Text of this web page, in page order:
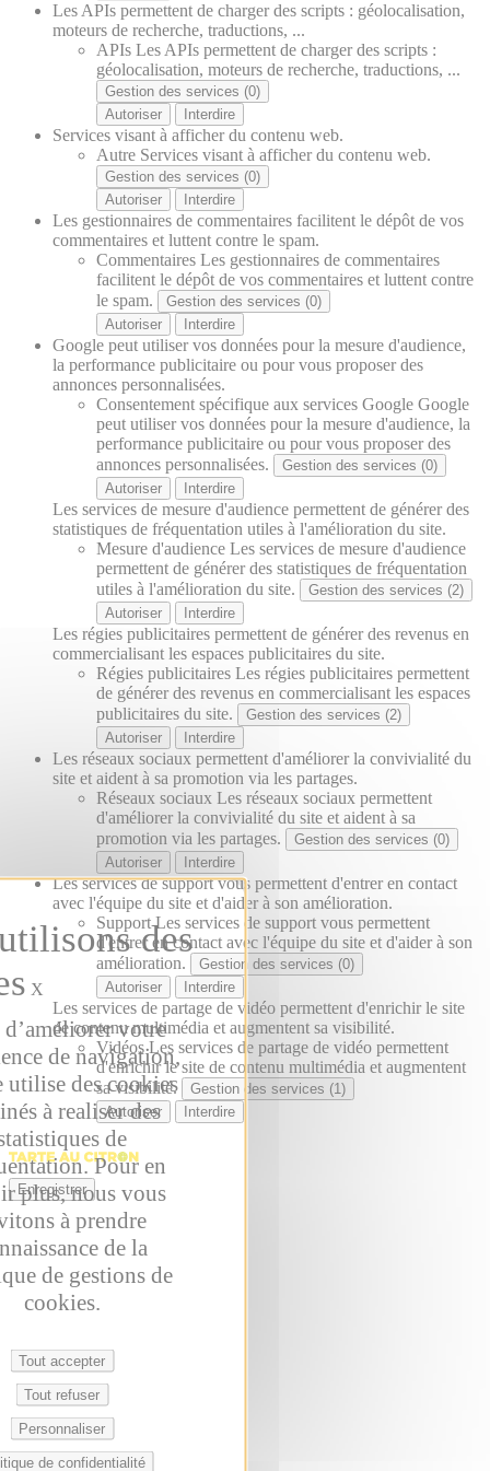
Les APIs permettent de charger des scripts : géolocalisation,
moteurs de recherche, traductions, ...
APIs Les APIs permettent de charger des scripts :
géolocalisation, moteurs de recherche, traductions, ...
Gestion des services (0)
Autoriser
Interdire
Services visant à afficher du contenu web.
Autre Services visant à afficher du contenu web.
Gestion des services (0)
Autoriser
Interdire
Les gestionnaires de commentaires facilitent le dépôt de vos
commentaires et luttent contre le spam.
Commentaires Les gestionnaires de commentaires
facilitent le dépôt de vos commentaires et luttent contre
le spam.
Gestion des services (0)
Autoriser
Interdire
Google peut utiliser vos données pour la mesure d'audience,
la performance publicitaire ou pour vous proposer des
annonces personnalisées.
Consentement spécifique aux services Google Google
peut utiliser vos données pour la mesure d'audience, la
performance publicitaire ou pour vous proposer des
annonces personnalisées.
Gestion des services (0)
Autoriser
Interdire
Les services de mesure d'audience permettent de générer des
statistiques de fréquentation utiles à l'amélioration du site.
Mesure d'audience Les services de mesure d'audience
permettent de générer des statistiques de fréquentation
utiles à l'amélioration du site.
Gestion des services (2)
Autoriser
Interdire
Les régies publicitaires permettent de générer des revenus en
commercialisant les espaces publicitaires du site.
Régies publicitaires Les régies publicitaires permettent
de générer des revenus en commercialisant les espaces
publicitaires du site.
Gestion des services (2)
Autoriser
Interdire
Les réseaux sociaux permettent d'améliorer la convivialité du
site et aident à sa promotion via les partages.
Réseaux sociaux Les réseaux sociaux permettent
d'améliorer la convivialité du site et aident à sa
promotion via les partages.
Gestion des services (0)
Autoriser
Interdire
Les services de support vous permettent d'entrer en contact
avec l'équipe du site et d'aider à son amélioration.
Support Les services de support vous permettent
d'entrer en contact avec l'équipe du site et d'aider à son
amélioration.
Gestion des services (0)
Autoriser
Interdire
Les services de partage de vidéo permettent d'enrichir le site
de contenu multimédia et augmentent sa visibilité.
Vidéos Les services de partage de vidéo permettent
d'enrichir le site de contenu multimédia et augmentent
sa visibilité.
Gestion des services (1)
Autoriser
Interdire
Enregistrer
X
votre
de navigation,
utilise des cookies
à realiser des
de
Pour en
plus, nous vous
à prendre
de la
de gestions de
cookies.
Tout accepter
Tout refuser
Personnaliser
de confidentialité